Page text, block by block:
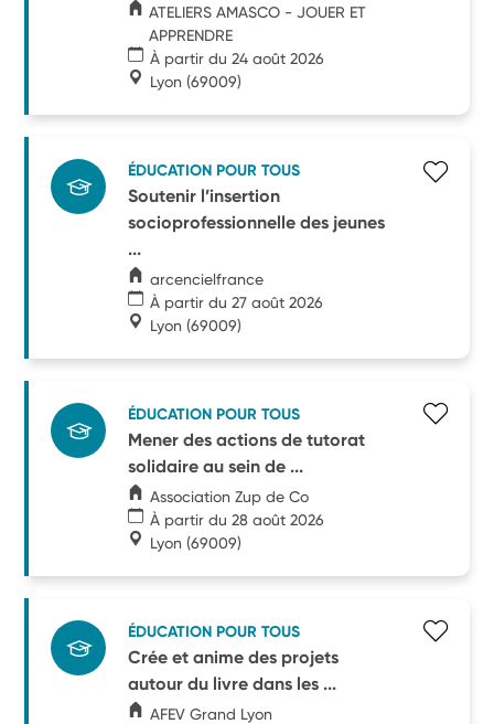
ATELIERS AMASCO - JOUER ET
APPRENDRE
À partir du 24 août 2026
Lyon (69009)
ÉDUCATION POUR TOUS
Soutenir l’insertion
socioprofessionnelle des jeunes
...
arcencielfrance
À partir du 27 août 2026
Lyon (69009)
ÉDUCATION POUR TOUS
Mener des actions de tutorat
solidaire au sein de ...
Association Zup de Co
À partir du 28 août 2026
Lyon (69009)
ÉDUCATION POUR TOUS
Crée et anime des projets
autour du livre dans les ...
AFEV Grand Lyon